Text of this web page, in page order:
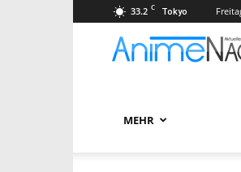
33.2 C Tokyo
MEHR